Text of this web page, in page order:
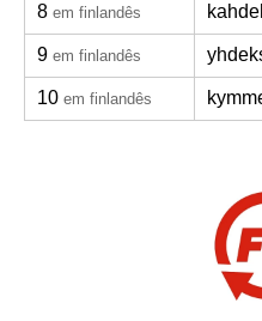
8 em finlandês
9 em finlandês
10 em finlandês